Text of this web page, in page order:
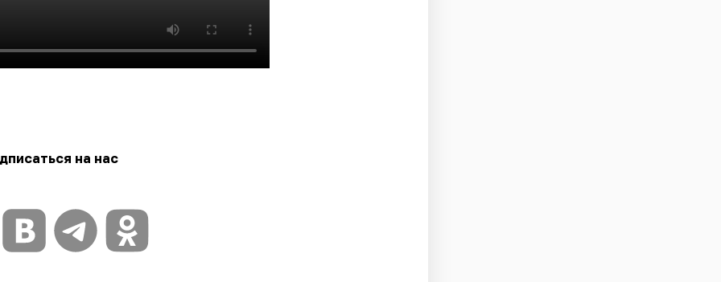
на нас